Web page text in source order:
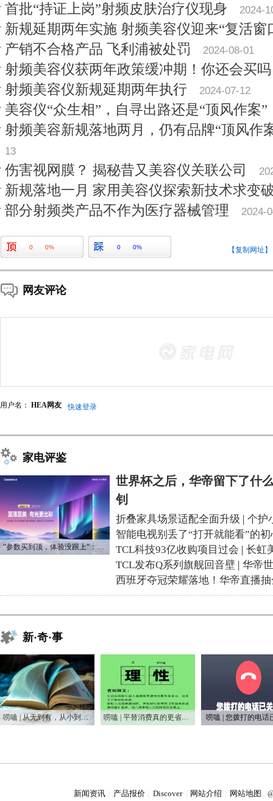
首批“持证上岗”射频皮肤治疗仪现身 2024-
新规延期两年实施 射频美容仪迎来“复活窗
产销不合格产品 飞利浦被处罚
2024-08-01
射频美容仪获两年政策缓冲期！你还会买
射频美容仪新规延期两年执行
2024-07-12
美容仪“众生相”，自寻出路还是“顶风作案”
射频美容新规落地两月，仍有品牌“顶风作
13
伤害视网膜？ 揭秘昔又美容仪关联公司
新规落地一月 家用美容仪探索新技术求变
部分射频类产品不作为医疗器械管理
2024-
0 0% 0 0% 【复制网址】
网友评论
用户名： HEA网友 快速登录
家电评鉴
“参数买到顶，体验没跟上“：长虹追光Q70S给高端电视打了个样
世界杯之后，华帝留下了什
钊
折叠家具场景适配全面升级 | 个护
智能电视别丢了“打开就能看”的初
TCL科技93亿收购项目过会 | 长虹
TCL发布Q系列旗舰回音壁 | 华帝
西班牙夺冠荣耀落地！华帝直播
新·奇·事
唠嗑 | 从无到有，从小到大，75年家电之变 唠嗑 | 平替消费真的更省钱吗？ 唠嗑 | 您拨打的电话
新闻资讯 产品报价 Discover 网站介绍 网站地图